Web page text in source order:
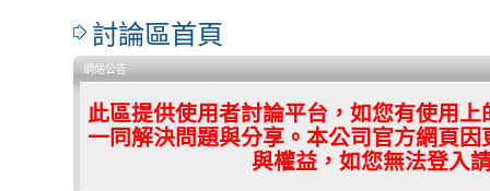
討論區首頁
網站公告
此區提供使用者討論平台，如您有使用
一同解決問題與分享。本公司官方網頁
與權益，如您無法登入